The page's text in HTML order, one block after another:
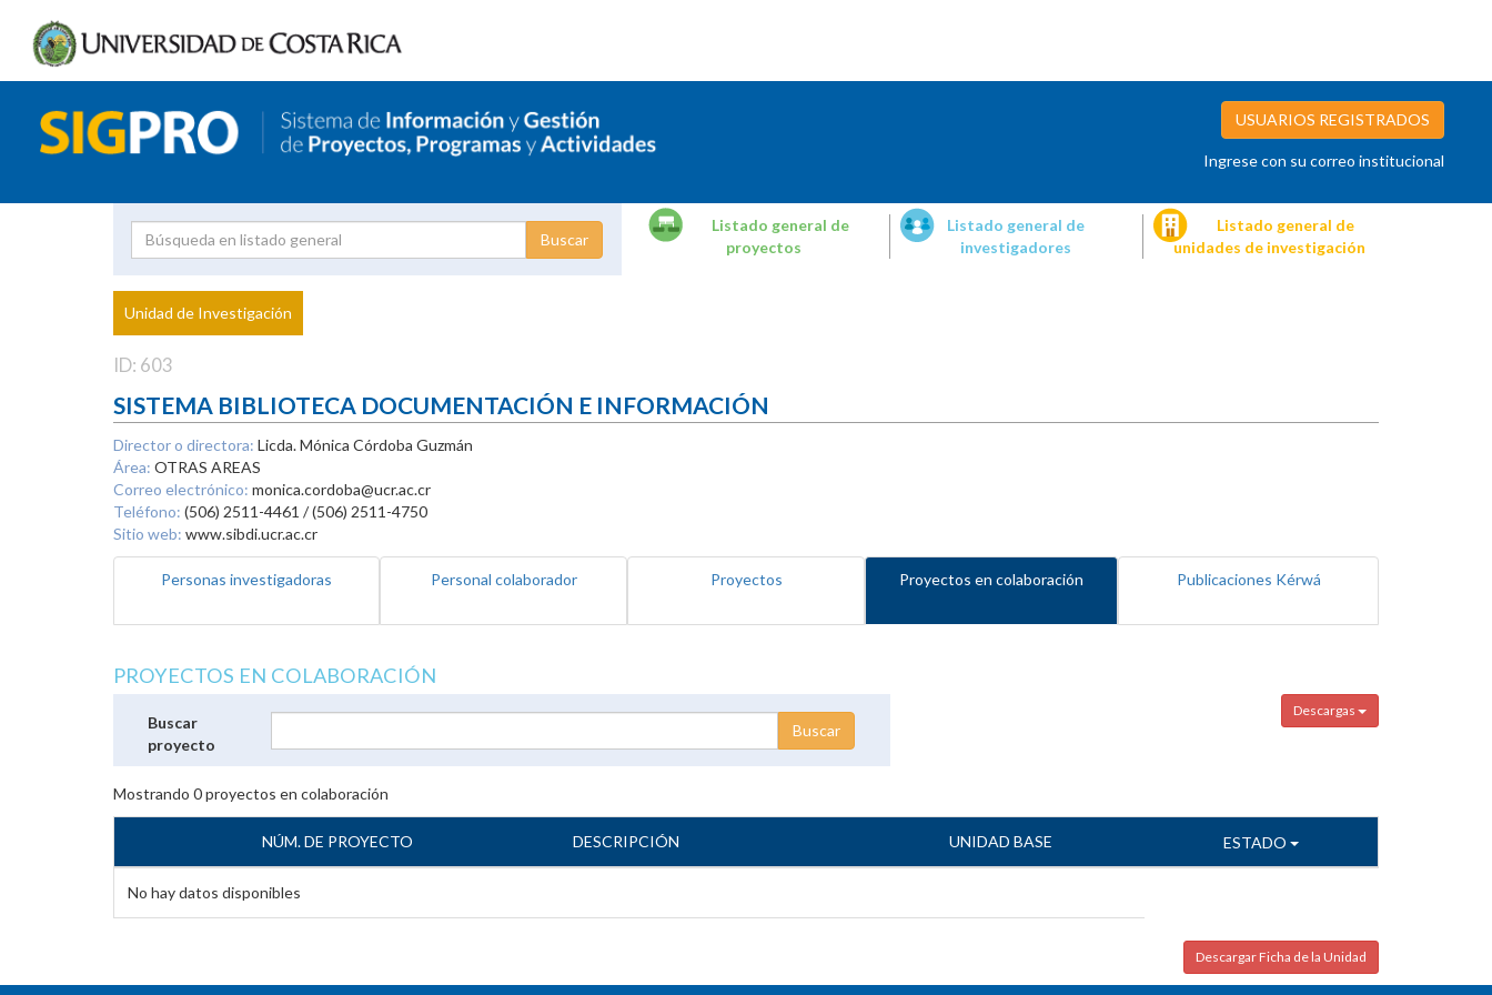
USUARIOS REGISTRADOS
Ingrese con su correo institucional
Proyecto
Investigador
Listado general de
proyectos
Listado general de
investigadores
Listado general de
unidades de investigación
Unidad de Investigación
ID: 603
SISTEMA BIBLIOTECA DOCUMENTACIÓN E INFORMACIÓN
Director o directora: Licda. Mónica Córdoba Guzmán
Área: OTRAS AREAS
Correo electrónico: monica.cordoba@ucr.ac.cr
Teléfono: (506) 2511-4461 / (506) 2511-4750
Sitio web: www.sibdi.ucr.ac.cr
Personas investigadoras Personal colaborador Proyectos Proyectos en colaboración Publicaciones Kérwá
PROYECTOS EN COLABORACIÓN
Descargas
Buscar
proyecto
Mostrando 0proyectos en colaboración
NÚM. DE PROYECTO DESCRIPCIÓN UNIDAD BASE ESTADO
No hay datos disponibles
Descargar Ficha de la Unidad